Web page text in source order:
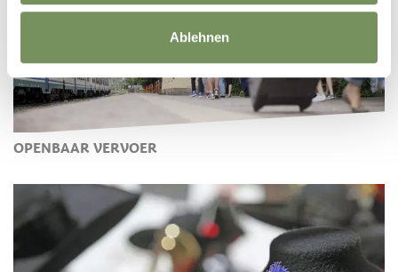
Ablehnen
OPENBAAR VERVOER